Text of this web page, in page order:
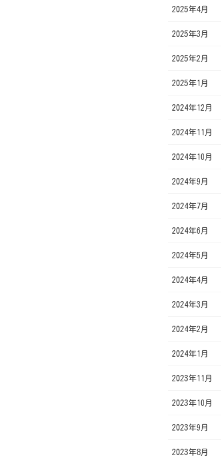
2025年4月
2025年3月
2025年2月
2025年1月
2024年12月
2024年11月
2024年10月
2024年9月
2024年7月
2024年6月
2024年5月
2024年4月
2024年3月
2024年2月
2024年1月
2023年11月
2023年10月
2023年9月
2023年8月